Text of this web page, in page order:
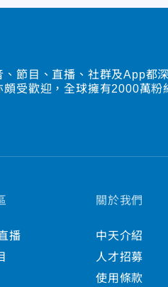
、節目、直播、社群及App都
頗受歡迎，全球擁有2000萬粉
播
關於我們
中天介紹
人才招募
使用條款